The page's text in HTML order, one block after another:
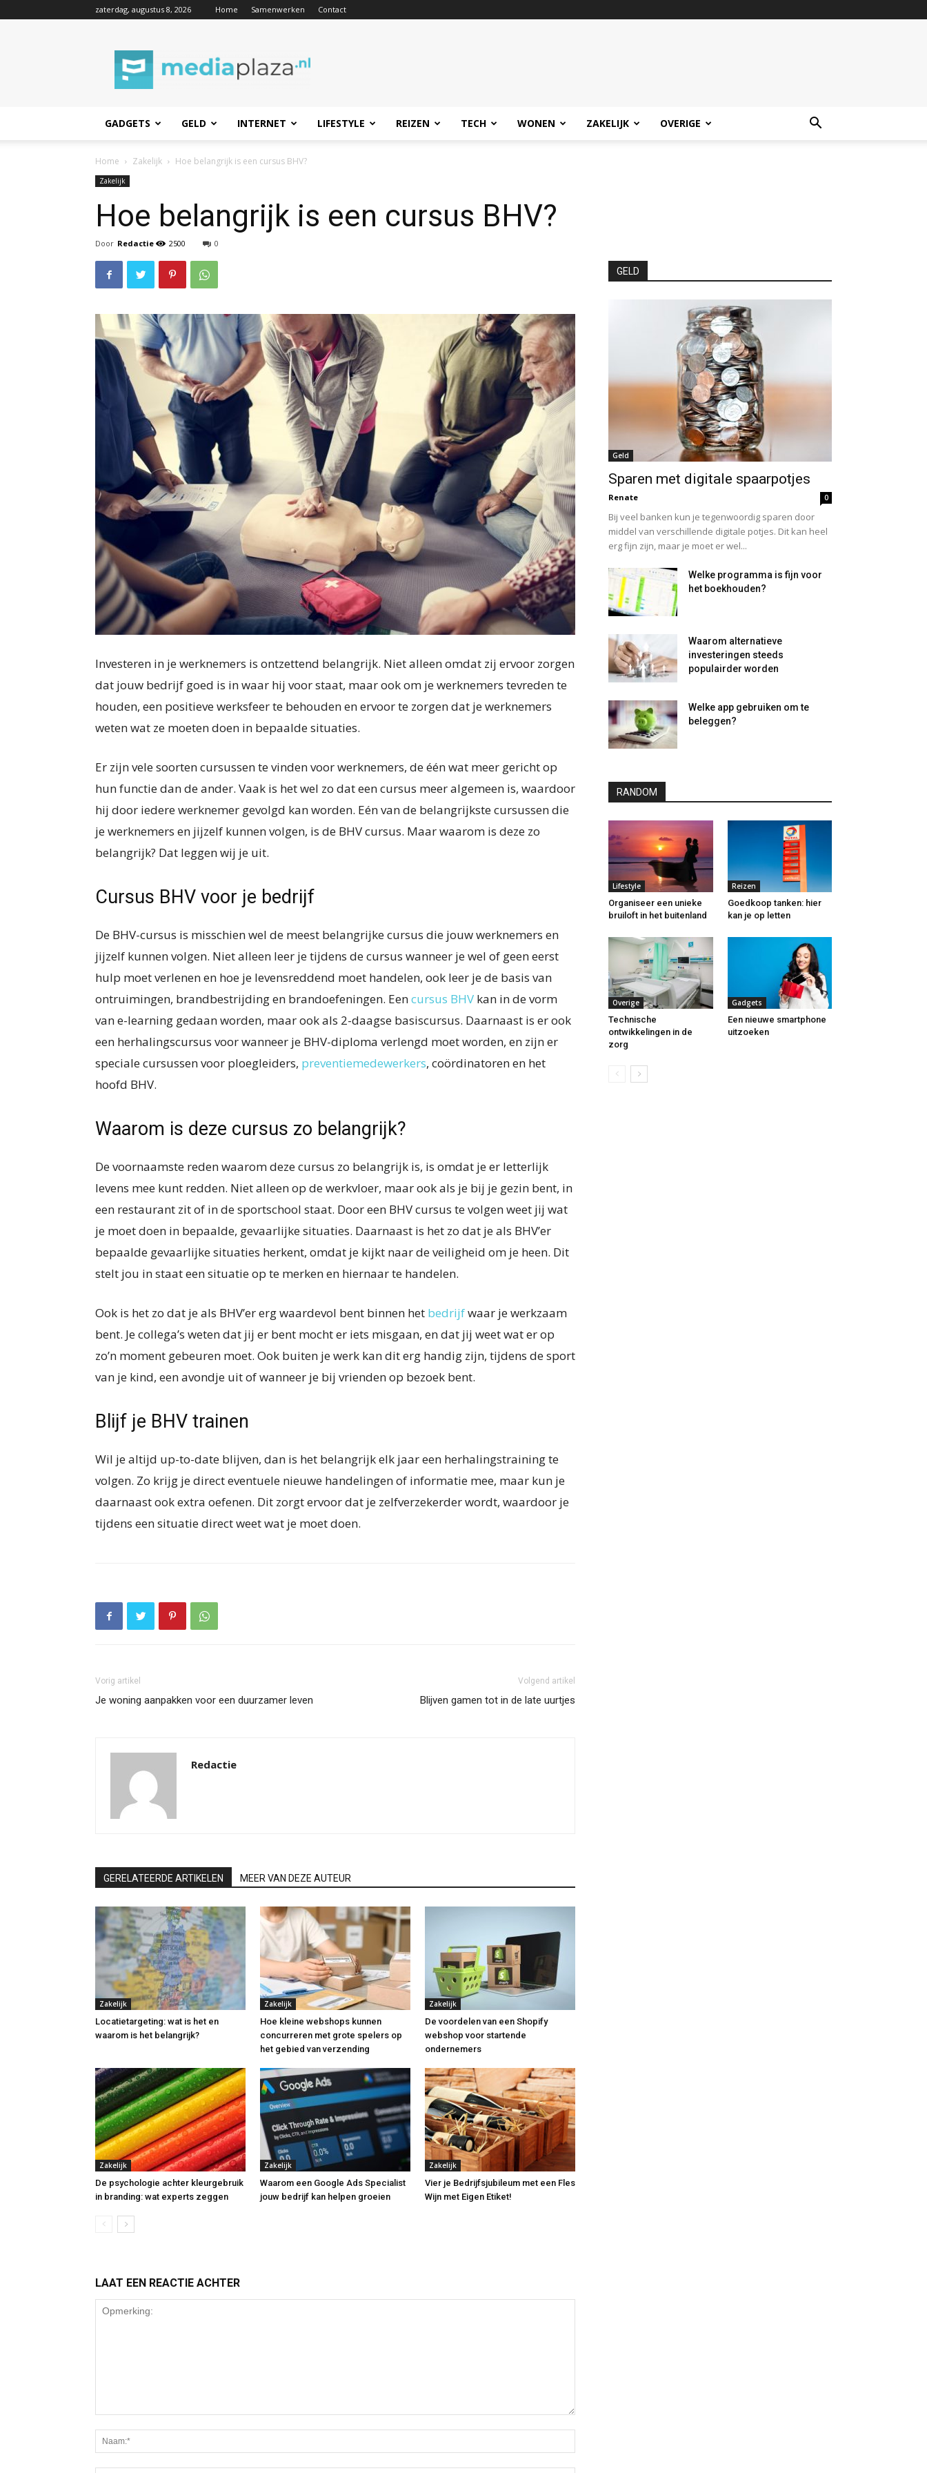
zaterdag, augustus 8, 2026 Home Samenwerken Contact
GADGETS GELD INTERNET LIFESTYLE REIZEN TECH WONEN ZAKELIJK OVERIGE
Home Zakelijk Hoe belangrijk is een cursus BHV?
Zakelijk
Hoe belangrijk is een cursus BHV?
Door Redactie 2500 0
Investeren in je werknemers is ontzettend belangrijk. Niet alleen omdat zij ervoor zorgen
dat jouw bedrijf goed is in waar hij voor staat, maar ook om je werknemers tevreden te
houden, een positieve werksfeer te behouden en ervoor te zorgen dat je werknemers
weten wat ze moeten doen in bepaalde situaties.
Er zijn vele soorten cursussen te vinden voor werknemers, de één wat meer gericht op
hun functie dan de ander. Vaak is het wel zo dat een cursus meer algemeen is, waardoor
hij door iedere werknemer gevolgd kan worden. Eén van de belangrijkste cursussen die
je werknemers en jijzelf kunnen volgen, is de BHV cursus. Maar waarom is deze zo
belangrijk? Dat leggen wij je uit.
Cursus BHV voor je bedrijf
De BHV-cursus is misschien wel de meest belangrijke cursus die jouw werknemers en
jijzelf kunnen volgen. Niet alleen leer je tijdens de cursus wanneer je wel of geen eerst
hulp moet verlenen en hoe je levensreddend moet handelen, ook leer je de basis van
ontruimingen, brandbestrijding en brandoefeningen. Eencursus BHV kan in de vorm
van e-learning gedaan worden, maar ook als 2-daagse basiscursus. Daarnaast is er ook
een herhalingscursus voor wanneer je BHV-diploma verlengd moet worden, en zijn er
speciale cursussen voor ploegleiders, preventiemedewerkers, coördinatoren en het
hoofd BHV.
Waarom is deze cursus zo belangrijk?
De voornaamste reden waarom deze cursus zo belangrijk is, is omdat je er letterlijk
levens mee kunt redden. Niet alleen op de werkvloer, maar ook als je bij je gezin bent, in
een restaurant zit of in de sportschool staat. Door een BHV cursus te volgen weet jij wat
je moet doen in bepaalde, gevaarlijke situaties. Daarnaast is het zo dat je als BHV’er
bepaalde gevaarlijke situaties herkent, omdat je kijkt naar de veiligheid om je heen. Dit
stelt jou in staat een situatie op te merken en hiernaar te handelen.
Ook is het zo dat je als BHV’er erg waardevol bent binnen het bedrijfwaar je werkzaam
bent. Je collega’s weten dat jij er bent mocht er iets misgaan, en dat jij weet wat er op
zo’n moment gebeuren moet. Ook buiten je werk kan dit erg handig zijn, tijdens de sport
van je kind, een avondje uit of wanneer je bij vrienden op bezoek bent.
Blijf je BHV trainen
Wil je altijd up-to-date blijven, dan is het belangrijk elk jaar een herhalingstraining te
volgen. Zo krijg je direct eventuele nieuwe handelingen of informatie mee, maar kun je
daarnaast ook extra oefenen. Dit zorgt ervoor dat je zelfverzekerder wordt, waardoor je
tijdens een situatie direct weet wat je moet doen.
Vorig artikel
Je woning aanpakken voor een duurzamer leven
Volgend artikel
Blijven gamen tot in de late uurtjes
Redactie
GERELATEERDE ARTIKELEN MEER VAN DEZE AUTEUR
Zakelijk
Locatietargeting: wat is het en
waarom is het belangrijk?
Zakelijk
Hoe kleine webshops kunnen
concurreren met grote spelers op
het gebied van verzending
Zakelijk
De voordelen van een Shopify
webshop voor startende
ondernemers
Zakelijk
De psychologie achter kleurgebruik
in branding: wat experts zeggen
Zakelijk
Waarom een Google Ads Specialist
jouw bedrijf kan helpen groeien
Zakelijk
Vier je Bedrijfsjubileum met een Fles
Wijn met Eigen Etiket!
LAAT EEN REACTIE ACHTER
GELD
Geld
Sparen met digitale spaarpotjes
Renate 0
Bij veel banken kun je tegenwoordig sparen door
middel van verschillende digitale potjes. Dit kan heel
erg fijn zijn, maar je moet er wel...
Welke programma is fijn voor
het boekhouden?
Waarom alternatieve
investeringen steeds
populairder worden
Welke app gebruiken om te
beleggen?
RANDOM
Lifestyle
Organiseer een unieke
bruiloft in het buitenland
Reizen
Goedkoop tanken: hier
kan je op letten
Overige
Technische
ontwikkelingen in de
zorg
Gadgets
Een nieuwe smartphone
uitzoeken